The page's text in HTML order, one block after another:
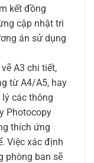
kết đồng
cập nhật tri
án sử dụng
A3 chi tiết,
từ A4/A5, hay
các thông
Photocopy
thích ứng
Việc xác định
phòng ban sẽ